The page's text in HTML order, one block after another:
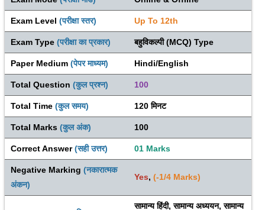
Exam Level (परीक्षा स्तर) Up To 12th
Exam Type (परीक्षा का प्रकार) बहुविकल्पी (MCQ) Type
Paper Medium (पेपर माध्यम) Hindi/English
Total Question (कुल प्रश्न) 100
Total Time (कुल समय) 120 मिनट
Total Marks (कुल अंक) 100
Correct Answer (सही उत्तर) 01 Marks
Negative Marking (नकारात्मक
अंकन)
Yes, (-1/4 Marks)
सामान्य हिंदी, सामान्य अध्ययन, सामान्य